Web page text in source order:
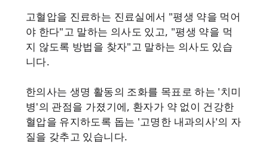
고혈압을 진료하는 진료실에서 "평생 약을 먹어
야 한다"고 말하는 의사도 있고, "평생 약을 먹
지 않도록 방법을 찾자"고 말하는 의사도 있습
니다.
한의사는 생명 활동의 조화를 목표로 하는 '치미
병'의 관점을 가졌기에, 환자가 약 없이 건강한
혈압을 유지하도록 돕는 '고명한 내과의사'의 자
질을 갖추고 있습니다.